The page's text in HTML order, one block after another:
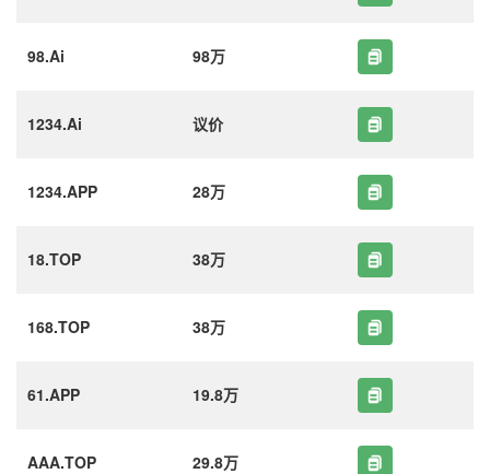
98.Ai 98万
1234.Ai 议价
1234.APP 28万
18.TOP 38万
168.TOP 38万
61.APP 19.8万
AAA.TOP 29.8万